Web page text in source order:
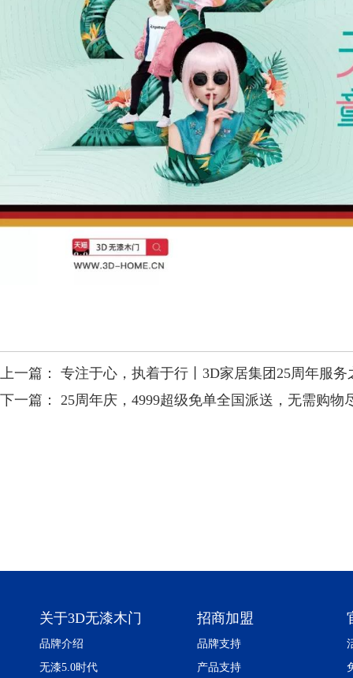
上一篇： 专注于心，执着于行丨3D家居集团25周年服
下一篇： 25周年庆，4999超级免单全国派送，无需购物
关于3D无漆木门
品牌介绍
无漆5.0时代
招商加盟
品牌支持
产品支持